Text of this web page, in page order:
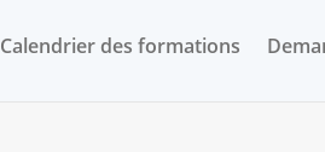
Calendrier des formations